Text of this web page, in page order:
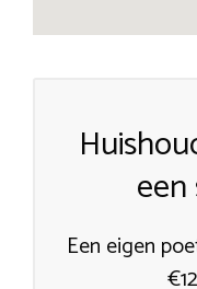
Een eigen